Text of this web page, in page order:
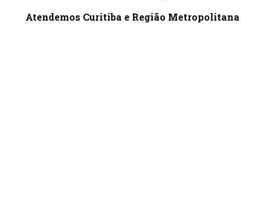
Atendemos Curitiba e Região Metropolitana